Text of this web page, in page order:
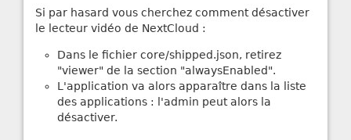
Si par hasard vous cherchez comment désactiver
le lecteur vidéo de NextCloud :
Dans le fichier core/shipped.json, retirez
"viewer" de la section "alwaysEnabled".
L'application va alors apparaître dans la liste
des applications : l'admin peut alors la
désactiver.